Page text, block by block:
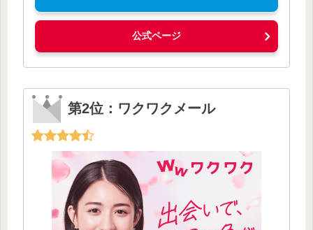
公式ページ
第2位：ワクワクメール